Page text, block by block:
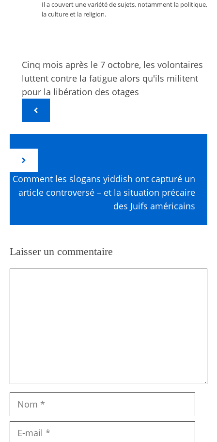
Il a couvert une variété de sujets, notamment la politique,
la culture et la religion.
Cinq mois après le 7 octobre, les volontaires
luttent contre la fatigue alors qu'ils militent
pour la libération des otages
Comment les slogans yiddish ont capturé un
article controversé – et la situation précaire
des Juifs américains
Laisser un commentaire
Nom